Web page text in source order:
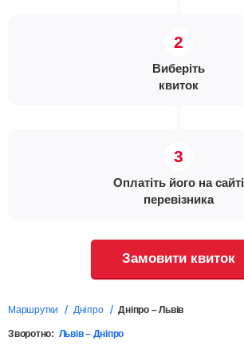
Виберіть
квиток
Оплатіть його на сайті
перевізника
Замовити квиток
Маршрутки Дніпро Дніпро – Львів
Зворотно: Львів – Дніпро